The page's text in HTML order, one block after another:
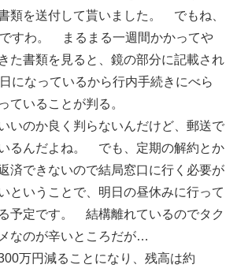
類を送付して貰いました。 でもね、
すわ。 まるまる一週間かかってや
た書類を見ると、鏡の部分に記載され
になっているから行内手続きにべら
ていることが判る。
いのか良く判らないんだけど、郵送で
るんだよね。 でも、定期の解約とか
済できないので結局窓口に行く必要が
ということで、明日の昼休みに行って
予定です。 結構離れているのでタク
なのが辛いところだが…
万円減ることになり、残高は約